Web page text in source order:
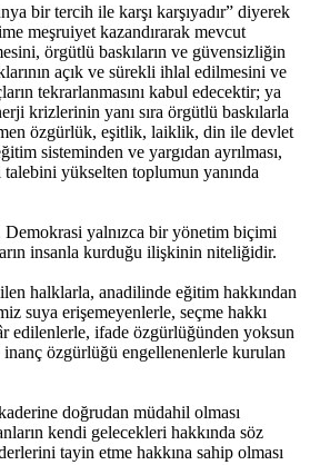
bir tercih ile karşı karşıyadır” diyerek
meşruiyet kazandırarak mevcut
örgütlü baskıların ve güvensizliğin
açık ve sürekli ihlal edilmesini ve
tekrarlanmasını kabul edecektir; ya
krizlerinin yanı sıra örgütlü baskılarla
özgürlük, eşitlik, laiklik, din ile devlet
sisteminden ve yargıdan ayrılması,
yükselten toplumun yanında
Demokrasi yalnızca bir yönetim biçimi
insanla kurduğu ilişkinin niteliğidir.
halklarla, anadilinde eğitim hakkından
suya erişemeyenlerle, seçme hakkı
edilenlerle, ifade özgürlüğünden yoksun
inanç özgürlüğü engellenenlerle kurulan
doğrudan müdahil olması
kendi gelecekleri hakkında söz
tayin etme hakkına sahip olması